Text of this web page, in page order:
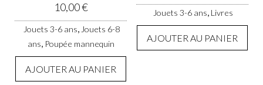
10,00€
Jouets 3-6 ans, Jouets 6-8
ans, Poupée mannequin
AJOUTER AU PANIER
Jouets 3-6 ans, Livres
AJOUTER AU PANIER